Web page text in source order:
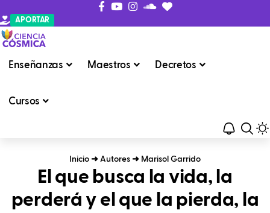
APORTAR
Enseñanzas Maestros Decretos
Cursos
Inicio ➜ Autores ➜ Marisol Garrido
El que busca la vida, la
perderá y el que la pierda, la